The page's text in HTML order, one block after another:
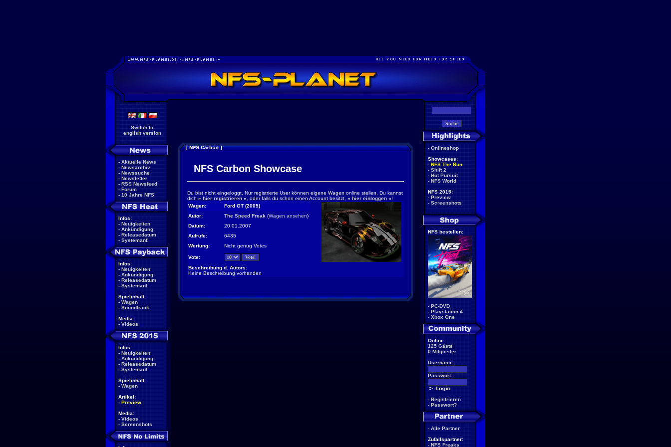
Switch to
english version
- Aktuelle News
- Newsarchiv
- Newssuche
- Newsletter
- RSS Newsfeed
- Forum
- 10 Jahre NFS
Infos:
- Neuigkeiten
- Ankündigung
- Releasedatum
- Systemanf.
Infos:
- Neuigkeiten
- Ankündigung
- Releasedatum
- Systemanf.
Spielinhalt:
- Wagen
- Soundtrack
Media:
- Videos
Infos:
- Neuigkeiten
- Ankündigung
- Releasedatum
- Systemanf.
Spielinhalt:
- Wagen
Artikel:
- Preview
Media:
- Videos
- Screenshots
NFS Carbon Showcase
Du bist nicht eingeloggt. Nur registrierte User können eigene Wagen online stellen. Du kannst
dich » hier registrieren « , oder falls du schon einen Account besitzt, » hier einloggen «!
Wagen:
Ford GT (2005)
Autor:
The Speed Freak (Wagen ansehen)
Datum:
20.01.2007
Aufrufe:
6435
Wertung:
Nicht genug Votes
Vote:
Beschreibung d. Autors:
Keine Beschreibung vorhanden
- Onlineshop
Showcases:
- NFS The Run
- Shift 2
- Hot Pursuit
- NFS World
NFS 2015:
- Preview
- Screenshots
NFS bestellen:
- PC-DVD
- Playstation 4
- Xbox One
Online:
125 Gäste
0 Mitglieder
Username:
Passwort:
- Registrieren
- Passwort?
- Alle Partner
Zufallspartner:
- NFS Freaks